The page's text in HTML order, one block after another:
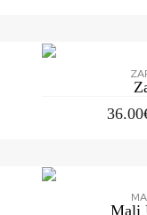
36.00
Mali